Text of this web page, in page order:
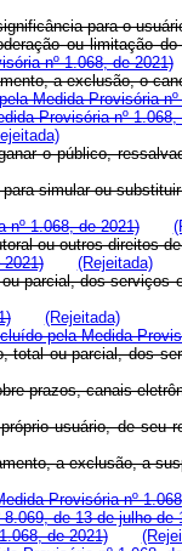
significância para o
ou limitação
nº 1.068, de 2021)
a exclusão, o
Medida Provisória
Provisória nº 1.068,
o público,
para simular ou
nº 1.068, de 2021)
ou outros
(Rejeitada)
ou parcial, dos
(Rejeitada)
pela Medida
total ou parcial,
prazos, canais
usuário, de seu
a exclusão, a
Provisória nº
8.069, de 13 de julho de
de 2021)